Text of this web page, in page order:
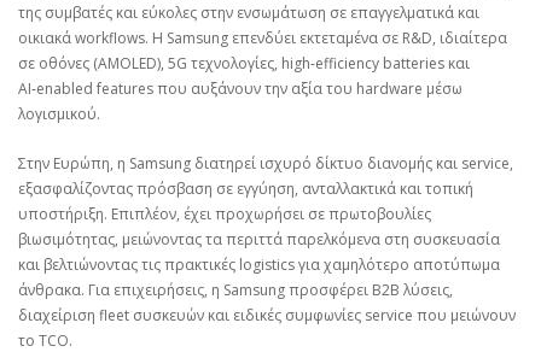
της συμβατές και εύκολες στην ενσωμάτωση σε επαγγελματικά και
οικιακά workflows. Η Samsung επενδύει εκτεταμένα σε R&D, ιδιαίτερα
σε οθόνες (AMOLED), 5G τεχνολογίες, high‑efficiency batteries και
AI‑enabled features που αυξάνουν την αξία του hardware μέσω
λογισμικού.
Στην Ευρώπη, η Samsung διατηρεί ισχυρό δίκτυο διανομής και service,
εξασφαλίζοντας πρόσβαση σε εγγύηση, ανταλλακτικά και τοπική
υποστήριξη. Επιπλέον, έχει προχωρήσει σε πρωτοβουλίες
βιωσιμότητας, μειώνοντας τα περιττά παρελκόμενα στη συσκευασία
και βελτιώνοντας τις πρακτικές logistics για χαμηλότερο αποτύπωμα
άνθρακα. Για επιχειρήσεις, η Samsung προσφέρει B2B λύσεις,
διαχείριση fleet συσκευών και ειδικές συμφωνίες service που μειώνουν
το TCO.